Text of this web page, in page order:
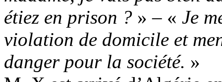
étiez en prison ? » – « Je
violation de domicile et
danger pour la société. »